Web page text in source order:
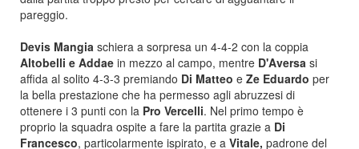
pareggio.
Devis Mangia schiera a sorpresa un 4-4-2 con la coppia
Altobelli e Addae in mezzo al campo, mentre D'Aversa si
affida al solito 4-3-3 premiando Di Matteo e Ze Eduardo per
la bella prestazione che ha permesso agli abruzzesi di
ottenere i 3 punti con la Pro Vercelli. Nel primo tempo è
proprio la squadra ospite a fare la partita grazie a Di
Francesco, particolarmente ispirato, e a Vitale, padrone del